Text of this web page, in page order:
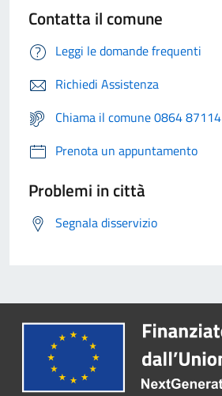
Contatta il comune
Leggi le domande frequenti
Richiedi Assistenza
Chiama il comune 0864 87114
Prenota un appuntamento
Problemi in città
Segnala disservizio